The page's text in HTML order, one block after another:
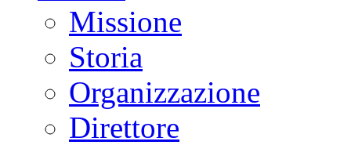
Missione
Storia
Organizzazione
Direttore